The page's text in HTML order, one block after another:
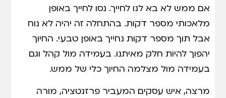
אם ממש לא בא לנו לחייך. נסו לחייך באופן
מלאכותי מספר דקות. בהתחלה זה יהיה לא נוח
אבל תוך מספר דקות נחייך באופן טבעי. החיוך
יהפוך להיות חלק מאיתנו. בעמידה מול קהל וגם
בעמידה מול מצלמה החיוך כלי של ממש.
מרצה, איש עסקים המעביר פרזנטציה, מורה